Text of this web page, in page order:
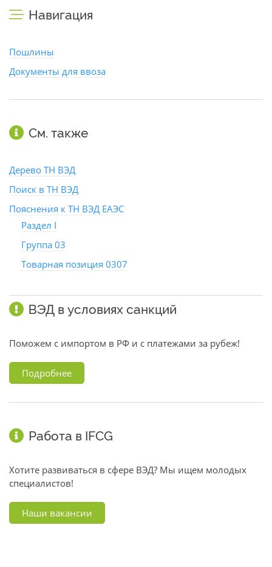
Навигация
Пошлины
Документы для ввоза
См. также
Дерево ТН ВЭД
Поиск в ТН ВЭД
Пояснения к ТН ВЭД ЕАЭС
Раздел I
Группа 03
Товарная позиция 0307
ВЭД в условиях санкций
Поможем с импортом в РФ и с платежами за рубеж!
Подробнее
Работа в IFCG
Хотите развиваться в сфере ВЭД? Мы ищем молодых
специалистов!
Наши вакансии